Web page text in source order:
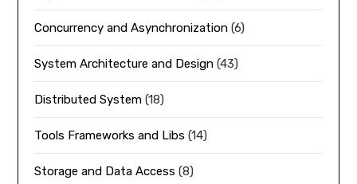
Concurrency and Asynchronization (6)
System Architecture and Design (43)
Distributed System (18)
Tools Frameworks and Libs (14)
Storage and Data Access (8)